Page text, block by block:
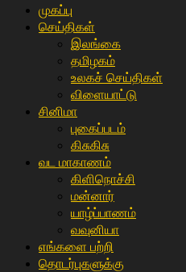
முகப்பு
செய்திகள்
இலங்கை
த‌மிழக‌ம்
உலகச் செய்திகள்
விளையா‌ட்டு
சி‌னிமா
புகைப்படம்
கிசு‌கிசு
வட மாகாணம்
கிளிநொச்சி
மன்னார்
யாழ்ப்பாணம்
வவுனியா
எங்களை பற்றி
தொடர்புகளுக்கு